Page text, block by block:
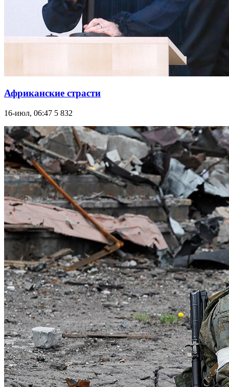
Африканские страсти
16-июл, 06:47 5 832